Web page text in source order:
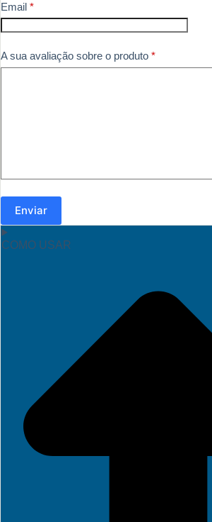
Email *
A sua avaliação sobre o produto *
Enviar
COMO USAR